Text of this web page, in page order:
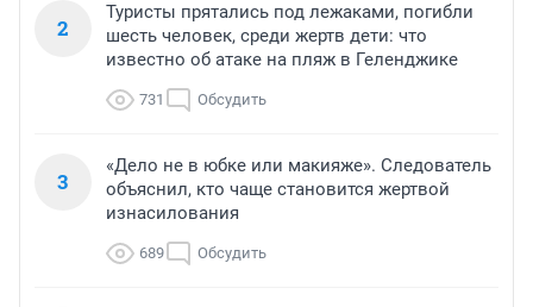
2
Туристы прятались под лежаками, погибли
шесть человек, среди жертв дети: что
известно об атаке на пляж в Геленджике
731 Обсудить
3
«Дело не в юбке или макияже». Следователь
объяснил, кто чаще становится жертвой
изнасилования
689 Обсудить